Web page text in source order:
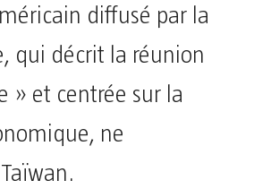
diffusé par la
qui décrit la réunion
» et centrée sur la
ne